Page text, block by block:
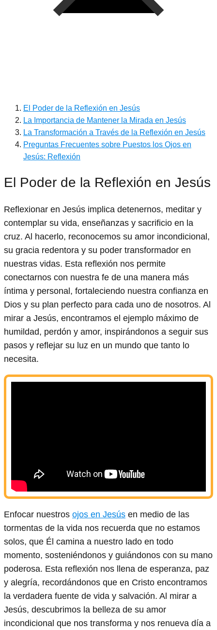
El Poder de la Reflexión en Jesús
La Importancia de Mantener la Mirada en Jesús
La Transformación a Través de la Reflexión en Jesús
Preguntas Frecuentes sobre Puestos los Ojos en
Jesús: Reflexión
El Poder de la Reflexión en Jesús
Reflexionar en Jesús implica detenernos, meditar y
contemplar su vida, enseñanzas y sacrificio en la
cruz. Al hacerlo, reconocemos su amor incondicional,
su gracia redentora y su poder transformador en
nuestras vidas. Esta reflexión nos permite
conectarnos con nuestra fe de una manera más
íntima y personal, fortaleciendo nuestra confianza en
Dios y su plan perfecto para cada uno de nosotros. Al
mirar a Jesús, encontramos el ejemplo máximo de
humildad, perdón y amor, inspirándonos a seguir sus
pasos y reflejar su luz en un mundo que tanto lo
necesita.
Enfocar nuestros ojos en Jesús en medio de las
tormentas de la vida nos recuerda que no estamos
solos, que Él camina a nuestro lado en todo
momento, sosteniéndonos y guiándonos con su mano
poderosa. Esta reflexión nos llena de esperanza, paz
y alegría, recordándonos que en Cristo encontramos
la verdadera fuente de vida y salvación. Al mirar a
Jesús, descubrimos la belleza de su amor
incondicional que nos transforma y nos renueva día a